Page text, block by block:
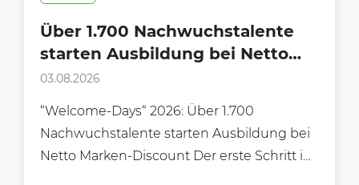
Über 1.700 Nachwuchstalente
starten Ausbildung bei Netto
Marken-Discount
03.08.2026
“Welcome-Days“ 2026: Über 1.700
Nachwuchstalente starten Ausbildung bei
Netto Marken-Discount Der erste Schritt ins